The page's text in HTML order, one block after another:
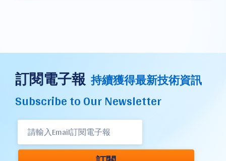
訂閱電子報 持續獲得最新技術資訊
Subscribe to Our Newsletter